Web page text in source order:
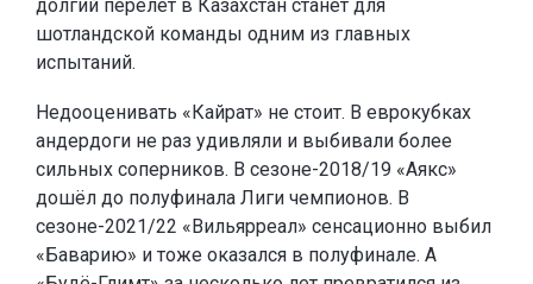
долгий перелёт в Казахстан станет для
шотландской команды одним из главных
испытаний.
Недооценивать «Кайрат» не стоит. В еврокубках
андердоги не раз удивляли и выбивали более
сильных соперников. В сезоне-2018/19 «Аякс»
дошёл до полуфинала Лиги чемпионов. В
сезоне-2021/22 «Вильярреал» сенсационно выбил
«Баварию» и тоже оказался в полуфинале. А